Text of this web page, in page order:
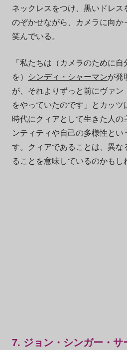
ネックレスをつけ、黒いドレ
のぞかせながら、カメラに向
笑んでいる。
「私たちは（カメラのために
を） シンディ・シャーマンが発
が、それよりずっと前にヴァ
をやっていたのです」とカッ
時代にクィアとして生きた人
ンティティや自己の多様性とい
す。クィアであることは、異
ることを意味しているのかもし
7. ジョン・シンガー・サ